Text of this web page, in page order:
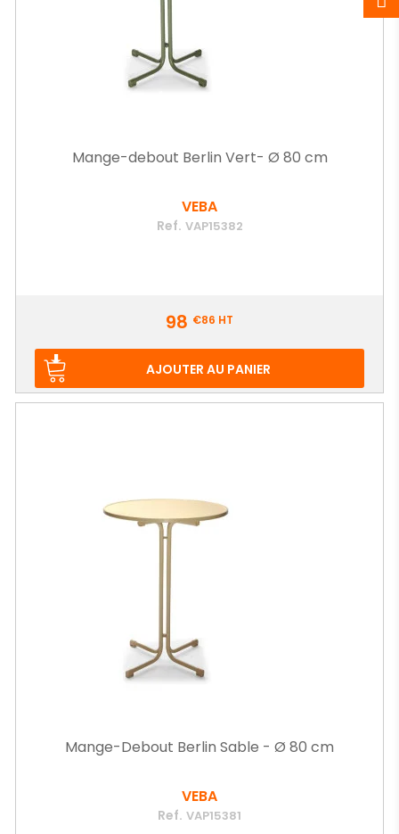
Mange-debout Berlin Vert- Ø 80 cm
VEBA
Ref. VAP15382
98 €86 HT
AJOUTER AU PANIER
Mange-Debout Berlin Sable - Ø 80 cm
VEBA
Ref. VAP15381